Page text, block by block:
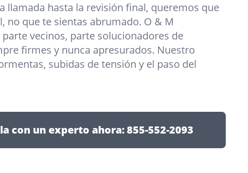
llamada hasta la revisión final, queremos que
no que te sientas abrumado. O & M
vecinos, parte solucionadores de
firmes y nunca apresurados. Nuestro
subidas de tensión y el paso del
con un experto ahora:855-552-2093